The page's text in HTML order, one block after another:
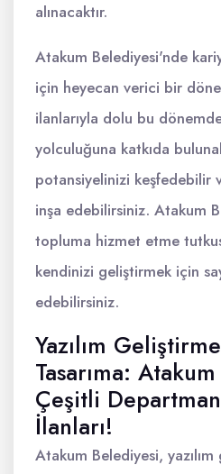
alınacaktır.
Atakum Belediyesi'nde
için heyecan verici bir
ilanlarıyla dolu bu
yolculuğuna katkıda
potansiyelinizi keşfedebilir
inşa edebilirsiniz. Atakum
topluma hizmet etme
kendinizi geliştirmek için
edebilirsiniz.
Yazılım
Tasarıma:
Çeşitli
İlanları!
Atakum Belediyesi,